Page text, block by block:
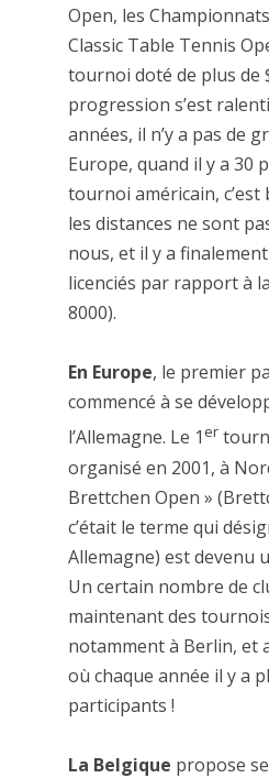
Open, les
Classic Table Tennis
tournoi doté de plus de
progression s’est
années, il n’y a pas de
Europe, quand il y a 30
tournoi américain,
les distances ne sont
nous, et il y a
licenciés par rapport à
8000).
En Europe, le premier
commencé à se
l’Allemagne. Le 1er
organisé en 2001, à
Brettchen Open »
c’était le terme qui
Allemagne) est devenu
Un certain nombre de
maintenant des
notamment à Berlin, et
où chaque année il y a
participants !
La Belgique propose